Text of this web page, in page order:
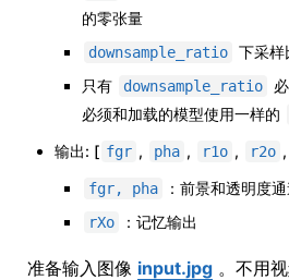
的零张量
downsample_ratio 下采样
只有 downsample_ratio
必须和加载的模型使用一样的
输出: [ fgr , pha , r1o , r2o ,
fgr, pha ：前景和透明度
rXo
：记忆输出
准备输入图像 input.jpg 。不用